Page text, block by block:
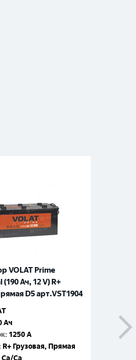
VOLAT Prime
Ач, 12 V) R+
D5 арт.VST1904
Ач
: 1250 A
R+ Грузовая, Прямая
Ca/Ca